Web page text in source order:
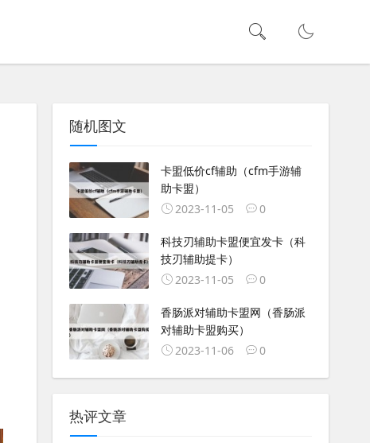
随机图文
卡盟低价cf辅助（cfm手游辅
助卡盟）
2023-11-05
0
科技刃辅助卡盟便宜发卡（科
技刃辅助提卡）
2023-11-05
0
香肠派对辅助卡盟网（香肠派
对辅助卡盟购买）
2023-11-06
0
热评文章